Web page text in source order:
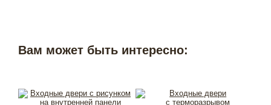
Вам может быть интересно: